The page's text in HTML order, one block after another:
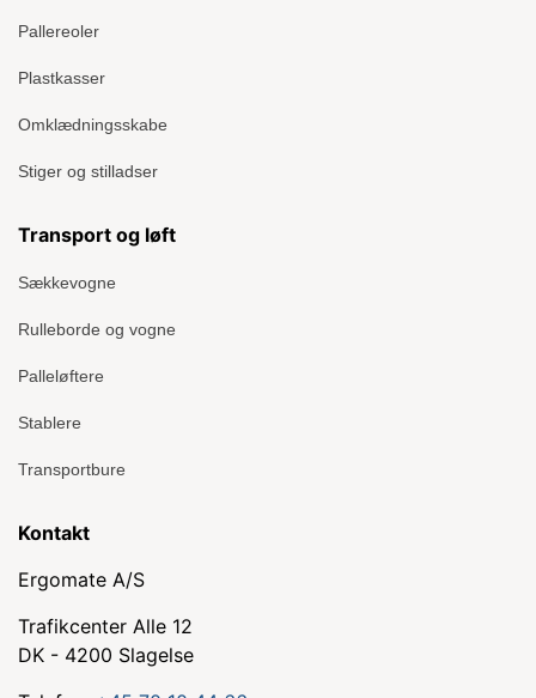
Pallereoler
Plastkasser
Omklædningsskabe
Stiger og stilladser
Transport og løft
Sækkevogne
Rulleborde og vogne
Palleløftere
Stablere
Transportbure
Kontakt
Ergomate A/S
Trafikcenter Alle 12
DK - 4200 Slagelse